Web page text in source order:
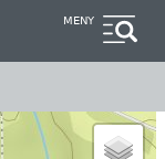
MENY